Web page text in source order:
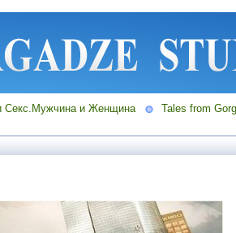
Секс.Мужчина и Женщина Tales from Gorg